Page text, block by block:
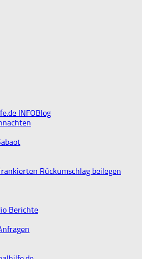
INFOBlog
Rückumschlag beilegen
Berichte